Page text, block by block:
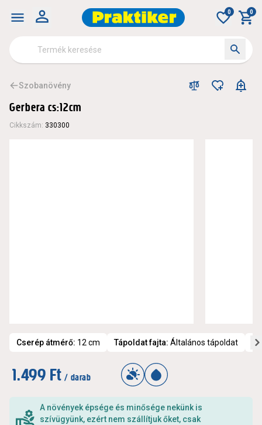
0 0
Szobanövény
Gerbera cs:12cm
Cikkszám: 330300
Cserép átmérő: 12 cm Tápoldat fajta: Általános tápoldat
1.499 Ft / darab
A növények épsége és minősége nekünk is
szívügyünk, ezért nem szállítjuk őket, csak